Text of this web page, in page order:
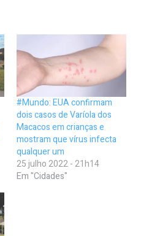
#Mundo: EUA confirmam
dois casos de Varíola dos
Macacos em crianças e
mostram que vírus infecta
qualquer um
25 julho 2022 - 21h14
Em "Cidades"